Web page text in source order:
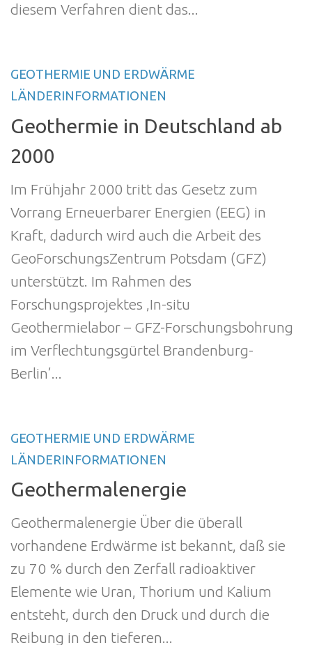
diesem Verfahren dient das...
GEOTHERMIE UND ERDWÄRME
LÄNDERINFORMATIONEN
Geothermie in Deutschland ab
2000
Im Frühjahr 2000 tritt das Gesetz zum
Vorrang Erneuerbarer Energien (EEG) in
Kraft, dadurch wird auch die Arbeit des
GeoForschungsZentrum Potsdam (GFZ)
unterstützt. Im Rahmen des
Forschungsprojektes ‚In-situ
Geothermielabor – GFZ-Forschungsbohrung
im Verflechtungsgürtel Brandenburg-
Berlin’...
GEOTHERMIE UND ERDWÄRME
LÄNDERINFORMATIONEN
Geothermalenergie
Geothermalenergie Über die überall
vorhandene Erdwärme ist bekannt, daß sie
zu 70 % durch den Zerfall radioaktiver
Elemente wie Uran, Thorium und Kalium
entsteht, durch den Druck und durch die
Reibung in den tieferen...